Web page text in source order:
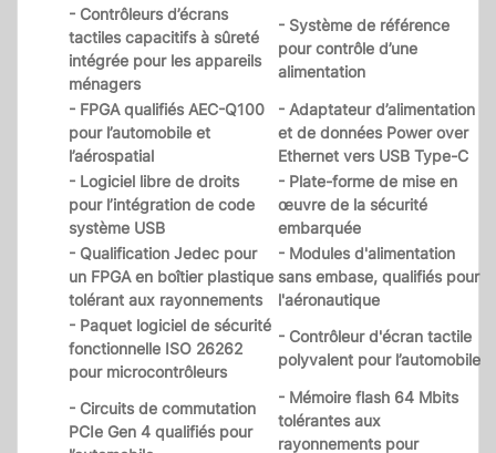
- Contrôleurs d’écrans
tactiles capacitifs à sûreté
intégrée pour les appareils
ménagers
- Système de référence
pour contrôle d’une
alimentation
- FPGA qualifiés AEC-Q100
pour l’automobile et
l’aérospatial
- Adaptateur d’alimentation
et de données Power over
Ethernet vers USB Type-C
- Logiciel libre de droits
pour l’intégration de code
système USB
- Plate-forme de mise en
œuvre de la sécurité
embarquée
- Qualification Jedec pour
un FPGA en boîtier plastique
tolérant aux rayonnements
- Modules d'alimentation
sans embase, qualifiés pour
l'aéronautique
- Paquet logiciel de sécurité
fonctionnelle ISO 26262
pour microcontrôleurs
- Contrôleur d'écran tactile
polyvalent pour l’automobile
- Circuits de commutation
PCIe Gen 4 qualifiés pour
- Mémoire flash 64 Mbits
tolérantes aux
rayonnements pour